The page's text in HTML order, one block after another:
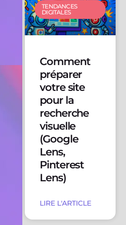
TENDANCES
DIGITALES
Comment
préparer
votre site
pour la
recherche
visuelle
(Google
Lens,
Pinterest
Lens)
LIRE L'ARTICLE